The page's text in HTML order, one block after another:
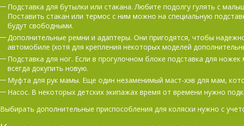
Подставка для бутылки или стакана. Любите подолгу гулять с
Поставить стакан или термос с ним можно на специальную
будут свободными.
Дополнительные ремни и адаптеры. Они пригодятся, чтобы
автомобиле (хотя для крепления некоторых моделей
Подставка для ног. Если в прогулочном блоке подставка для
всегда докупить новую.
Муфта для рук мамы. Еще один незаменимый маст-хэв для мам,
Насос. В некоторых детских экипажах время от времени нужно
Выбирать дополнительные приспособления для коляски нужно с